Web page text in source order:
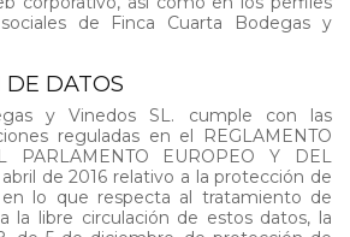
de Finca Cuarta Bodegas y
DE DATOS
y Vinedos SL. cumple con las
reguladas en el REGLAMENTO
PARLAMENTO EUROPEO Y DEL
de 2016 relativo a la protección de
en lo que respecta al tratamiento de
la libre circulación de estos datos, la